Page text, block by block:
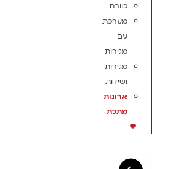
כוורת
מערכת
עם
מגירות
מגירות
ושידות
ארונות
מתכת